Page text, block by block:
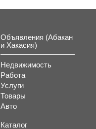
Объявления (Абакан
и Хакасия)
Недвижимость
Работа
Услуги
Товары
Авто
Каталог